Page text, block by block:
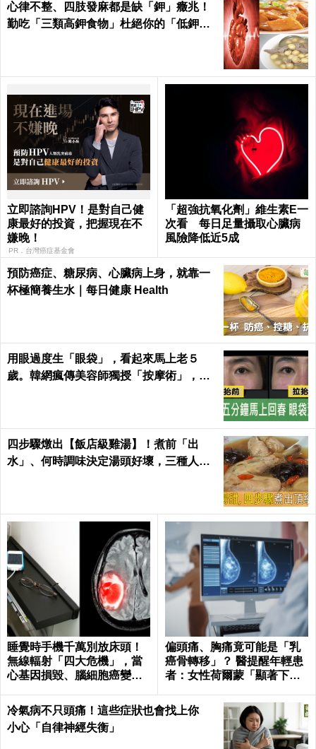
心律不整、四肢發麻都是缺「鉀」癥兆！
勤吃「三類高鉀食物」杜絕你的「低鉀」
立即諮詢HPV！是對自己健
康最好的投資，把握現在不
嫌晚！
PR．台灣癌症基金會
「超強抗氧化劑」維生素E一
次看 每日足量攝取心臟病
風險降低近5成
預防癌症、糖尿病、心臟病上身，就靠一
杯極簡養生水｜每日健康 Health
用眼過度生「眼袋」，看起來馬上老５
歲。韓網瘋傳美容師獨授「按摩術」，五
四步驟燉出【飯店級雞湯】！煮前「出
水」、何時調味決定湯頭好壞，三種人不
睡覺時手機千萬別放床頭！
無線輻射「四大危機」，當
心基因損毀、腦細胞癌變！
偏頭痛、胸痛竟可能是「乳
癌骨轉移」？ 醫提醒年輕患
者：女性荷爾蒙「顯著下
冷氣病不只頭痛！這些症狀也會找上你
小心「自律神經失衡」